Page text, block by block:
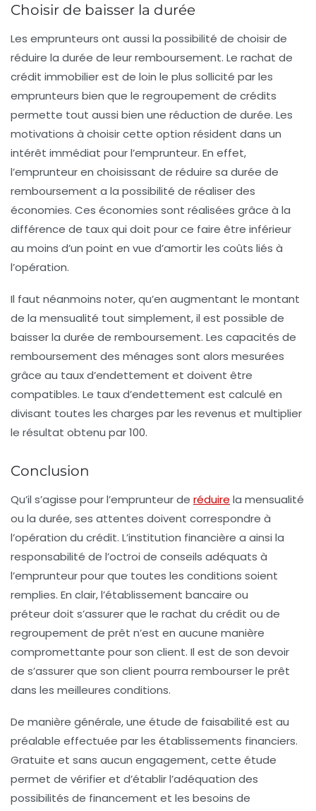
Choisir de baisser la durée
Les emprunteurs ont aussi la possibilité de choisir de
réduire la durée de leur remboursement. Le rachat de
crédit immobilier est de loin le plus sollicité par les
emprunteurs bien que le regroupement de crédits
permette tout aussi bien une réduction de durée. Les
motivations à choisir cette option résident dans un
intérêt immédiat pour l’emprunteur. En effet,
l’emprunteur en choisissant de réduire sa durée de
remboursement a la possibilité de réaliser des
économies. Ces économies sont réalisées grâce à la
différence de taux qui doit pour ce faire être inférieur
au moins d’un point en vue d’amortir les coûts liés à
l’opération.
Il faut néanmoins noter, qu’en augmentant le montant
de la mensualité tout simplement, il est possible de
baisser la durée de remboursement. Les capacités de
remboursement des ménages sont alors mesurées
grâce au taux d’endettement et doivent être
compatibles. Le taux d’endettement est calculé en
divisant toutes les charges par les revenus et multiplier
le résultat obtenu par 100.
Conclusion
Qu’il s’agisse pour l’emprunteur de réduire la mensualité
ou la durée, ses attentes doivent correspondre à
l’opération du crédit. L’institution financière a ainsi la
responsabilité de l’octroi de conseils adéquats à
l’emprunteur pour que toutes les conditions soient
remplies. En clair, l’établissement bancaire ou
préteur doit s’assurer que le rachat du crédit ou de
regroupement de prêt n’est en aucune manière
compromettante pour son client. Il est de son devoir
de s’assurer que son client pourra rembourser le prêt
dans les meilleures conditions.
De manière générale, une étude de faisabilité est au
préalable effectuée par les établissements financiers.
Gratuite et sans aucun engagement, cette étude
permet de vérifier et d’établir l’adéquation des
possibilités de financement et les besoins de